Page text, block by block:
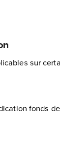
sur
fonds